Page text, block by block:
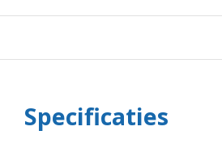
Specificaties